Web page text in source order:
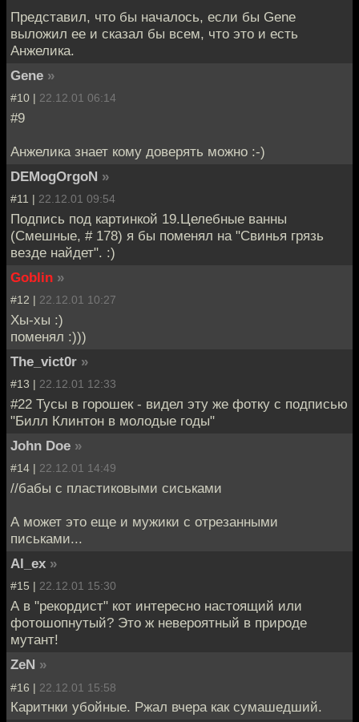
Представил, что бы началось, если бы Gene
выложил ее и сказал бы всем, что это и есть
Анжелика.
Gene »
#10 | 22.12.01 06:14
#9
Анжелика знает кому доверять можно :-)
DEMogOrgoN »
#11 | 22.12.01 09:54
Подпись под картинкой 19.Целебные ванны
(Смешные, # 178) я бы поменял на "Свинья грязь
везде найдет". :)
Goblin »
#12 | 22.12.01 10:27
Хы-хы :)
поменял :)))
The_vict0r »
#13 | 22.12.01 12:33
#22 Тусы в горошек - видел эту же фотку с подписью
"Билл Клинтон в молодые годы"
John Doe »
#14 | 22.12.01 14:49
//бабы с пластиковыми сиськами
А может это еще и мужики с отрезанными
письками...
Al_ex »
#15 | 22.12.01 15:30
А в "рекордист" кот интересно настоящий или
фотошопнутый? Это ж невероятный в природе
мутант!
ZeN »
#16 | 22.12.01 15:58
Каритнки убойные. Ржал вчера как сумашедший.